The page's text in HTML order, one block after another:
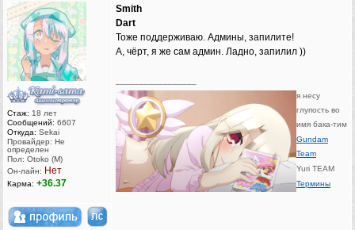
Стаж: 18 лет
Сообщений: 6607
Откуда: Sekai
Провайдер: Не
определен
Пол: Otoko (M)
Он-лайн: Нет
Карма: +36.37
Smith
Dart
Тоже поддерживаю. Админы, запилите!
А, чёрт, я же сам админ. Ладно, запилил ))
я несу
глупость во
имя бака-тим
Gundam
Team
Yuri TEAM
Термины